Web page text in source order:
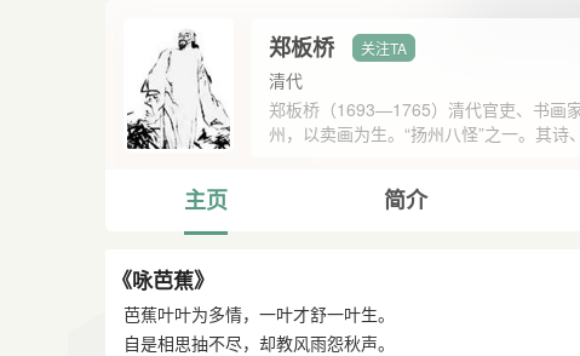
郑板桥
清代
郑板桥（1693—1765）清代官吏、书画
州，以卖画为生。“扬州八怪”之一。其诗
主页 简介
《咏芭蕉》
芭蕉叶叶为多情，一叶才舒一叶生。
自是相思抽不尽，却教风雨怨秋声。